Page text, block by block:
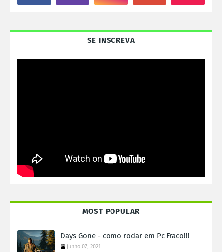
SE INSCREVA
MOST POPULAR
Days Gone - como rodar em Pc Fraco!!!
junho 07, 2021